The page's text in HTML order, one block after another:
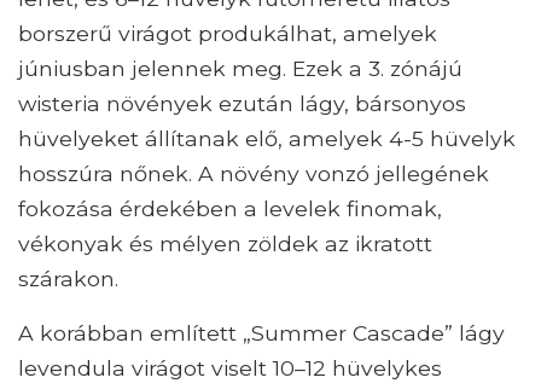
borszerű virágot produkálhat, amelyek
júniusban jelennek meg. Ezek a 3. zónájú
wisteria növények ezután lágy, bársonyos
hüvelyeket állítanak elő, amelyek 4-5 hüvelyk
hosszúra nőnek. A növény vonzó jellegének
fokozása érdekében a levelek finomak,
vékonyak és mélyen zöldek az ikratott
szárakon.
A korábban említett „Summer Cascade” lágy
levendula virágot viselt 10–12 hüvelykes